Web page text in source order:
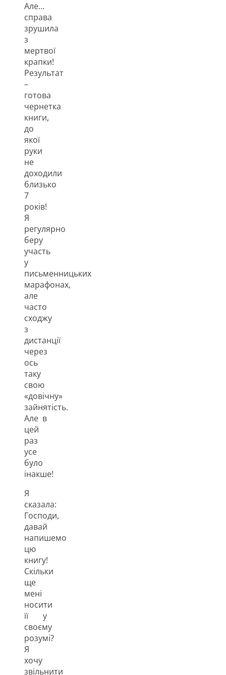
Але…
справа
зрушила
з
мертвої
крапки!
Результат
–
готова
чернетка
книги,
до
якої
руки
не
доходили
близько
7
років!
Я
регулярно
беру
участь
у
письменницьких
марафонах,
але
часто
сходжу
з
дистанції
через
ось
таку
свою
«довічну»
зайнятість.
Але в
цей
раз
усе
було
інакше!
Я
сказала:
Господи,
давай
напишемо
цю
книгу!
Скільки
ще
мені
носити
її у
своєму
розумі?
Я
хочу
звільнити